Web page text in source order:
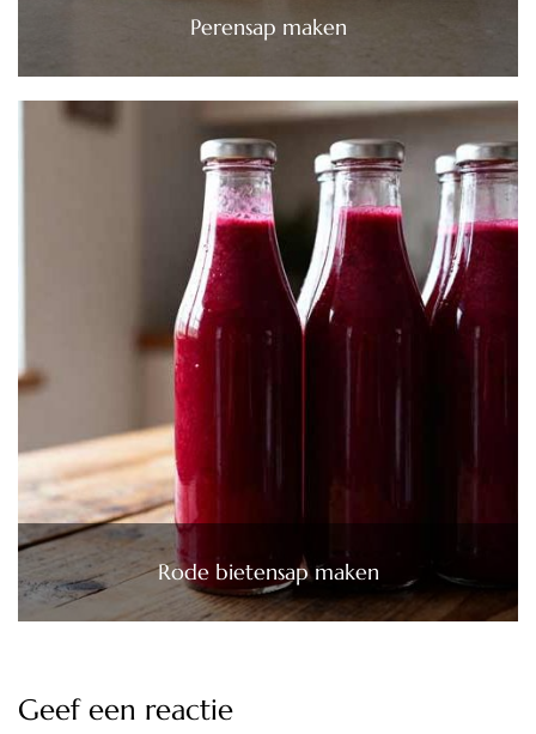
Perensap maken
Rode bietensap maken
Geef een reactie